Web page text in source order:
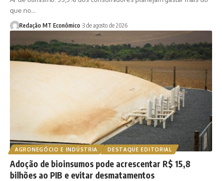
que no…
Redação MT Econômico 3 de agosto de 2026
AGRONEGÓCIO E INDÚSTRIA DESTAQUE EDITORIAL
Adoção de bioinsumos pode acrescentar R$ 15,8
bilhões ao PIB e evitar desmatamentos